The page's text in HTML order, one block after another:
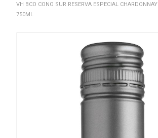
VH BCO CONO SUR RESERVA ESPECIAL CHARDONNAY
750ML